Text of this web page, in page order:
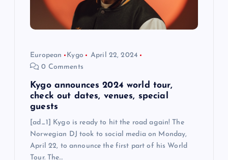
European Kygo
April 22, 2024
0 Comments
Kygo announces 2024 world tour,
check out dates, venues, special
guests
[ad_1] Kygo is ready to hit the road again! The
Norwegian DJ took to social media on Monday,
April 22, to announce the first part of his World
Tour. The…